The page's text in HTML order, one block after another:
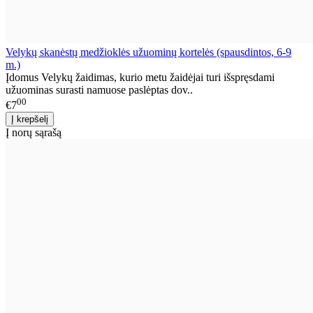
Velykų skanėstų medžioklės užuominų kortelės (spausdintos, 6-9
m.)
Įdomus Velykų žaidimas, kurio metu žaidėjai turi išspręsdami
užuominas surasti namuose paslėptas dov..
€700
Į norų sąrašą